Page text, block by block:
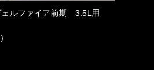
ェルファイア前期 3.5L用